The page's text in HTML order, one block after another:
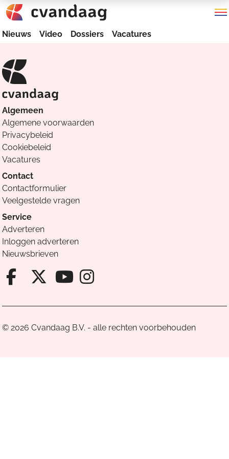
Nieuws Video Dossiers Vacatures
Algemeen
Algemene voorwaarden
Privacybeleid
Cookiebeleid
Vacatures
Contact
Contactformulier
Veelgestelde vragen
Service
Adverteren
Inloggen adverteren
Nieuwsbrieven
Facebook van Cvandaag
X van Cvandaag
Instagram van
© 2026 Cvandaag B.V. - alle rechten voorbehouden